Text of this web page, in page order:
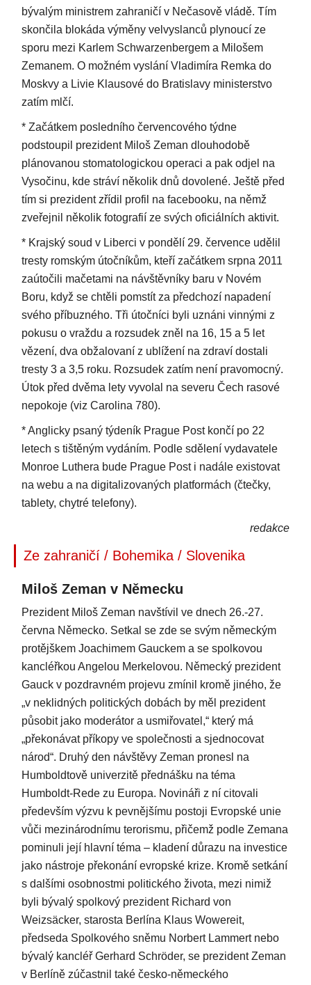
bývalým ministrem zahraničí v Nečasově vládě. Tím
skončila blokáda výměny velvyslanců plynoucí ze
sporu mezi Karlem Schwarzenbergem a Milošem
Zemanem. O možném vyslání Vladimíra Remka do
Moskvy a Livie Klausové do Bratislavy ministerstvo
zatím mlčí.
* Začátkem posledního červencového týdne
podstoupil prezident Miloš Zeman dlouhodobě
plánovanou stomatologickou operaci a pak odjel na
Vysočinu, kde stráví několik dnů dovolené. Ještě před
tím si prezident zřídil profil na facebooku, na němž
zveřejnil několik fotografií ze svých oficiálních aktivit.
* Krajský soud v Liberci v pondělí 29. července udělil
tresty romským útočníkům, kteří začátkem srpna 2011
zaútočili mačetami na návštěvníky baru v Novém
Boru, když se chtěli pomstít za předchozí napadení
svého příbuzného. Tři útočníci byli uznáni vinnými z
pokusu o vraždu a rozsudek zněl na 16, 15 a 5 let
vězení, dva obžalovaní z ublížení na zdraví dostali
tresty 3 a 3,5 roku. Rozsudek zatím není pravomocný.
Útok před dvěma lety vyvolal na severu Čech rasové
nepokoje (viz Carolina 780).
* Anglicky psaný týdeník Prague Post končí po 22
letech s tištěným vydáním. Podle sdělení vydavatele
Monroe Luthera bude Prague Post i nadále existovat
na webu a na digitalizovaných platformách (čtečky,
tablety, chytré telefony).
redakce
Ze zahraničí / Bohemika / Slovenika
Miloš Zeman v Německu
Prezident Miloš Zeman navštívil ve dnech 26.-27.
června Německo. Setkal se zde se svým německým
protějškem Joachimem Gauckem a se spolkovou
kancléřkou Angelou Merkelovou. Německý prezident
Gauck v pozdravném projevu zmínil kromě jiného, že
„v neklidných politických dobách by měl prezident
působit jako moderátor a usmiřovatel,“ který má
„překonávat příkopy ve společnosti a sjednocovat
národ“. Druhý den návštěvy Zeman pronesl na
Humboldtově univerzitě přednášku na téma
Humboldt-Rede zu Europa. Novináři z ní citovali
především výzvu k pevnějšímu postoji Evropské unie
vůči mezinárodnímu terorismu, přičemž podle Zemana
pominuli její hlavní téma – kladení důrazu na investice
jako nástroje překonání evropské krize. Kromě setkání
s dalšími osobnostmi politického života, mezi nimiž
byli bývalý spolkový prezident Richard von
Weizsäcker, starosta Berlína Klaus Wowereit,
předseda Spolkového sněmu Norbert Lammert nebo
bývalý kancléř Gerhard Schröder, se prezident Zeman
v Berlíně zúčastnil také česko-německého